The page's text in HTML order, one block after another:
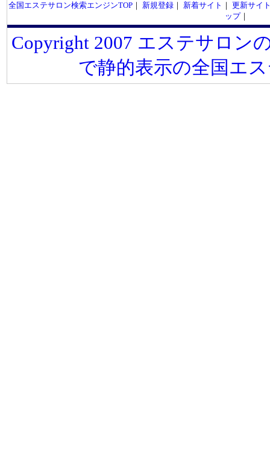
全国エステサロン検索エンジンTOP｜ 新規登録｜ 新着サイト ｜ 更新サイ
ップ｜
Copyright 2007 エステサロン
で静的表示の全国エ